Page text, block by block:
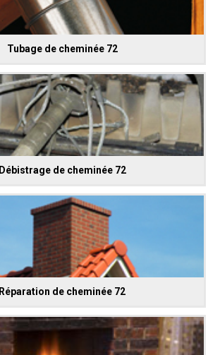
Tubage de cheminée 72
Débistrage de cheminée 72
Réparation de cheminée 72